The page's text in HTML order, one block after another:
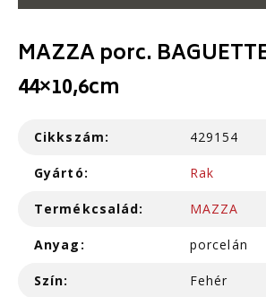
MAZZA porc.
44×10,6cm
Cikkszám: 429154
Gyártó: Rak
Termékcsalád: MAZZA
Anyag: porcelán
Szín: Fehér